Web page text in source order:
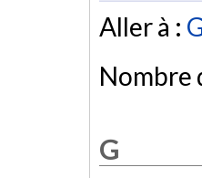
Aller à :
Nombre
G